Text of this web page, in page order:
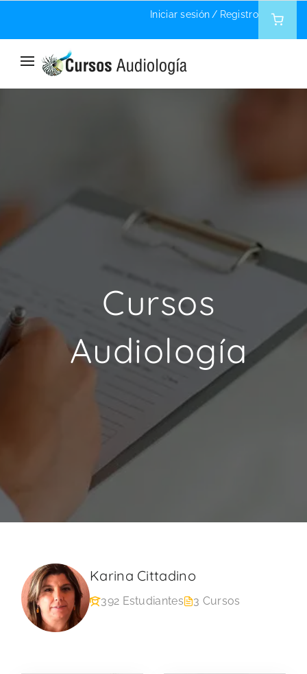
Iniciar sesión / Registro
Cursos
Audiología
Karina Cittadino
392 Estudiantes 3 Cursos